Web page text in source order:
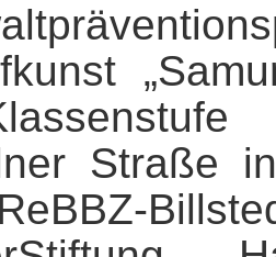
Straße